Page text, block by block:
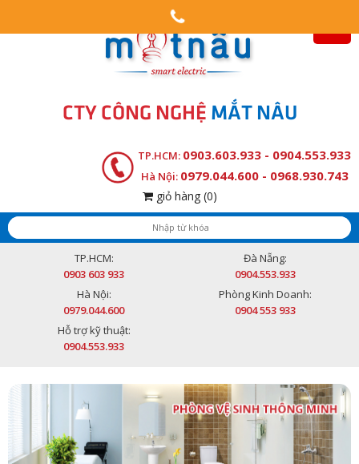
CTY CÔNG NGHỆ MẮT NÂU
TP.HCM: 0903.603.933 - 0904.553.933
Hà Nội: 0979.044.600 - 0968.930.743
giỏ hàng (0)
TP.HCM:
0903 603 933
Đà Nẵng:
0904.553.933
Hà Nội:
0979.044.600
Phòng Kinh Doanh:
0904 553 933
Hỗ trợ kỹ thuật:
0904.553.933